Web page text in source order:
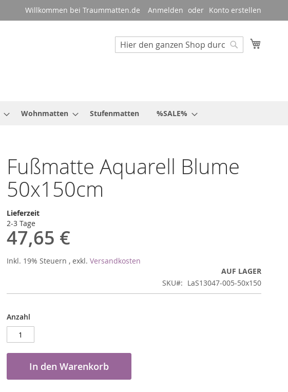
Willkommen bei Traummatten.de Anmelden Konto erstellen
Suche
Wohnmatten Stufenmatten %SALE%
Fußmatte Aquarell Blume
50x150cm
Lieferzeit
2-3 Tage
47,65 €
Inkl. 19% Steuern , exkl. Versandkosten
AUF LAGER
SKU
LaS13047-005-50x150
Anzahl
In den Warenkorb